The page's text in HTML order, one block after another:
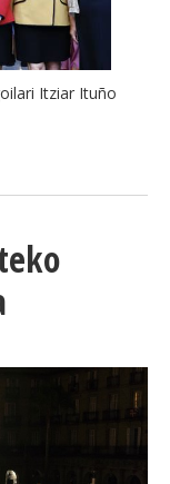
Itziar Ituño